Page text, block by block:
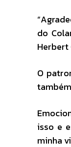
do
Herbert
O
isso e
minha